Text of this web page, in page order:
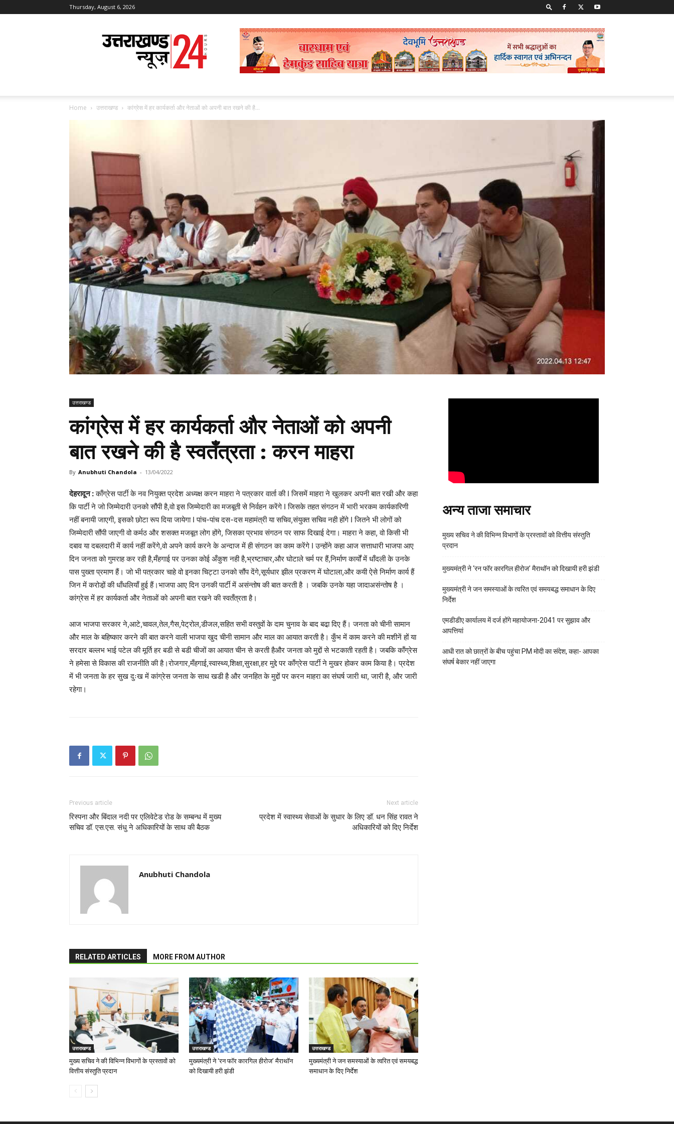
Thursday, August 6, 2026
Uttarakhand
News
24
Home उत्तराखण्ड कांग्रेस में हर कार्यकर्ता और नेताओं को अपनी बात रखने की है...
उत्तराखण्ड
कांग्रेस में हर कार्यकर्ता और नेताओं को अपनी
बात रखने की है स्वतँत्रता : करन माहरा
By Anubhuti Chandola - 13/04/2022
देहरादून :काँग्रेस पार्टी के नव नियुक्त प्रदेश अध्यक्ष करन माहरा ने पत्रकार वार्ता की I जिसमें माहरा ने खुलकर अपनी बात रखी और कहा
कि पार्टी ने जो जिम्मेदारी उनको सौंपी है,वो इस जिम्मेदारी का मजबूती से निर्वहन करेंगे I जिसके तहत संगठन में भारी भरकम कार्यकारिणी
नहीं बनायी जाएगी, इसको छोटा रूप दिया जायेगा I पांच-पांच दस-दस महामंत्री या सचिव,संयुक्त सचिव नही होंगे I जितने भी लोगों को
जिम्मेदारी सौंपी जाएगी वो कर्मठ और शसक्त मजबूत लोग होंगे, जिसका प्रभाव संगठन पर साफ दिखाई देगा। माहरा ने कहा, वो किसी भी
दबाव या दबलदारी में कार्य नहीं करेंगे,वो अपने कार्य करने के अन्दाज में ही संगठन का काम करेंगे I उन्होंने कहा आज सत्ताधारी भाजपा आए
दिन जनता को गुमराह कर रही है,मँहगाई पर उनका कोई अँकुश नही है,भ्रष्टाचार,और घोटाले चर्म पर हैं,निर्माण कार्यों में धाँदली के उनके
पास पुख्ता प्रमाण हैं। जो भी पत्रकार चाहे वो इनका चिट्टा उनको सौंप देंगे,सूर्यधार झील प्रकरण में घोटाला,और कयी ऐसे निर्माण कार्य हैं
जिन में करोडो़ं की धाँधलियाँ हुई हैं।भाजपा आए दिन उनकी पार्टी में असंन्तोष की बात करती है । जबकि उनके यहा जादाअसंन्तोष है ।
कांग्रेस में हर कार्यकर्ता और नेताओं को अपनी बात रखने की स्वतँत्रता है।
आज भाजपा सरकार ने,आटे,चावल,तेल,गैस,पेट्रोल,डीजल,सहित सभी वस्तुवों के दाम चुनाव के बाद बढा़ दिए हैं। जनता को चीनी सामान
और माल के बहिष्कार करने की बात करने वाली भाजपा खुद चीनी सामान और माल का आयात करती है। कुँभ में काम करने की मशीनें हों या
सरदार बल्लभ भाई पटेल की मूर्ति हर बडी से बडी चीजों का आयात चीन से करती हैऔर जनता को मुद्दों से भटकाती रहती है। जबकि काँग्रेस
ने हमेसा से विकास की राजनीति की है।रोजगार,मँहगाई,स्वास्थ्य,शिक्षा,सुरक्षा,हर मुद्दे पर काँग्रेस पार्टी ने मुखर होकर काम किया है। प्रदेश
में भी जनता के हर सुख दुःख में कांग्रेस जनता के साथ खडी है और जनहित के मुद्दों पर करन माहरा का संघर्ष जारी था, जारी है, और जारी
रहेगा।
Previous article
रिस्पना और बिंदाल नदी पर एलिवेटेड रोड के सम्बन्ध में मुख्य
सचिव डॉ. एस.एस. संधु ने अधिकारियों के साथ की बैठक
Next article
प्रदेश में स्वास्थ्य सेवाओं के सुधार के लिए डॉ. धन सिंह रावत ने
अधिकारियों को दिए निर्देश
Anubhuti Chandola
RELATED ARTICLES MORE FROM AUTHOR
उत्तराखण्ड
मुख्य सचिव ने की विभिन्न विभागों के प्रस्तावों को
वित्तीय संस्तुति प्रदान
उत्तराखण्ड
मुख्यमंत्री ने ‘रन फॉर कारगिल हीरोज’ मैराथॉन
को दिखायी हरी झंडी
उत्तराखण्ड
मुख्यमंत्री ने जन समस्याओं के त्वरित एवं समयबद्ध
समाधान के दिए निर्देश
अन्य ताजा समाचार
मुख्य सचिव ने की विभिन्न विभागों के प्रस्तावों को वित्तीय संस्तुति
प्रदान
मुख्यमंत्री ने ‘रन फॉर कारगिल हीरोज’ मैराथॉन को दिखायी हरी झंडी
मुख्यमंत्री ने जन समस्याओं के त्वरित एवं समयबद्ध समाधान के दिए
निर्देश
एमडीडीए कार्यालय में दर्ज होंगे महायोजना-2041 पर सुझाव और
आपत्तियां
आधी रात को छात्रों के बीच पहुंचा PM मोदी का संदेश, कहा- आपका
संघर्ष बेकार नहीं जाएगा